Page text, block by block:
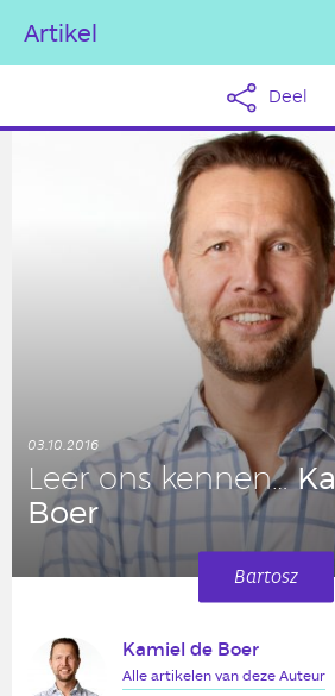
Artikel
Deel
Leer ons kennen…
Boer
03.10.2016
Bartosz
Kamiel de Boer
Alle artikelen van deze Auteur